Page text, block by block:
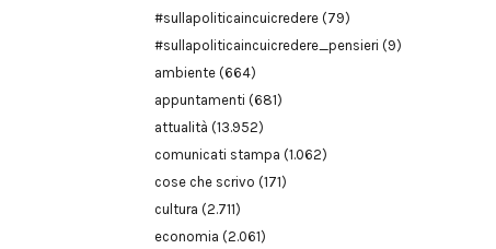
#sullapoliticaincuicredere (79)
#sullapoliticaincuicredere_pensieri (9)
ambiente (664)
appuntamenti (681)
attualità (13.952)
comunicati stampa (1.062)
cose che scrivo (171)
cultura (2.711)
economia (2.061)